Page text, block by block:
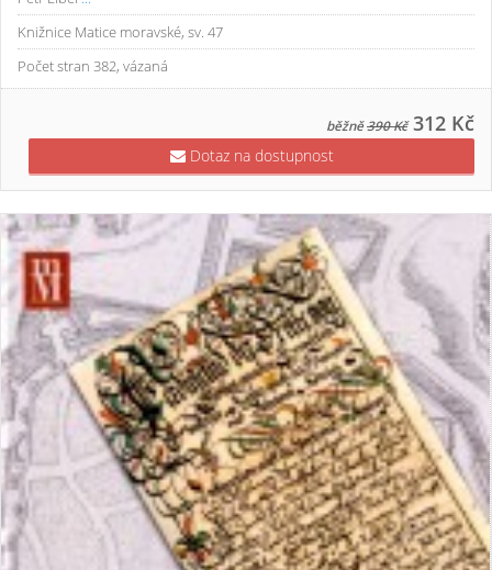
Knižnice Matice moravské, sv. 47
Počet stran 382, vázaná
běžně390 Kč 312 Kč
Dotaz na dostupnost